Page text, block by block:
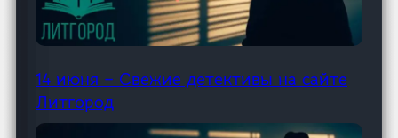
14 июня – Свежие детективы на сайте
Литгород